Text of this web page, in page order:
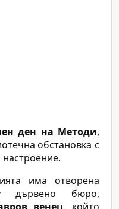
ден на Методи,
обстановка с
има отворена
дървено бюро,